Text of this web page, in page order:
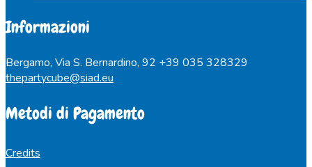
Informazioni
Bergamo, Via S. Bernardino, 92 +39 035 328329
thepartycube@siad.eu
Metodi di Pagamento
Credits